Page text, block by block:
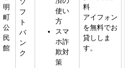
明
町
公
民
館
フ
ト
バ
ン
ク
使い
方
スマ
ホ詐
欺対
策
料
アイフォン
を無料でお
貸ししま
す。